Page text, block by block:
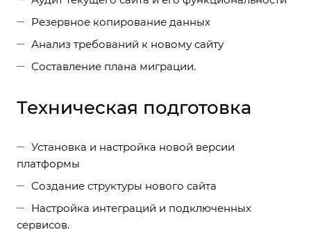
Резервное копирование данных
Анализ требований к новому сайту
Составление плана миграции.
Техническая подготовка
Установка и настройка новой версии
платформы
Создание структуры нового сайта
Настройка интеграций и подключенных
сервисов.